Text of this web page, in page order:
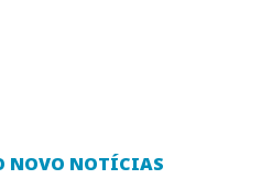
NOVO NOTÍCIAS